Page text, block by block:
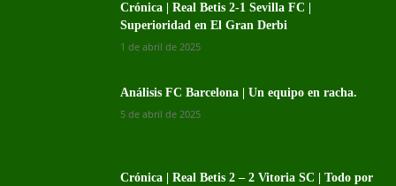
Crónica | Real Betis 2-1 Sevilla FC |
Superioridad en El Gran Derbi
1 de abril de 2025
Análisis FC Barcelona | Un equipo en racha.
5 de abril de 2025
Crónica | Real Betis 2 – 2 Vitoria SC | Todo por